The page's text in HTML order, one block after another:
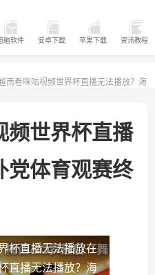
脑软件 安卓下载 苹果下载 资讯教程
南看咪咕视频世界杯直播无法播放？海
频世界杯直播
党体育观赛终
杯直播无法播放在
直播无法播放？海